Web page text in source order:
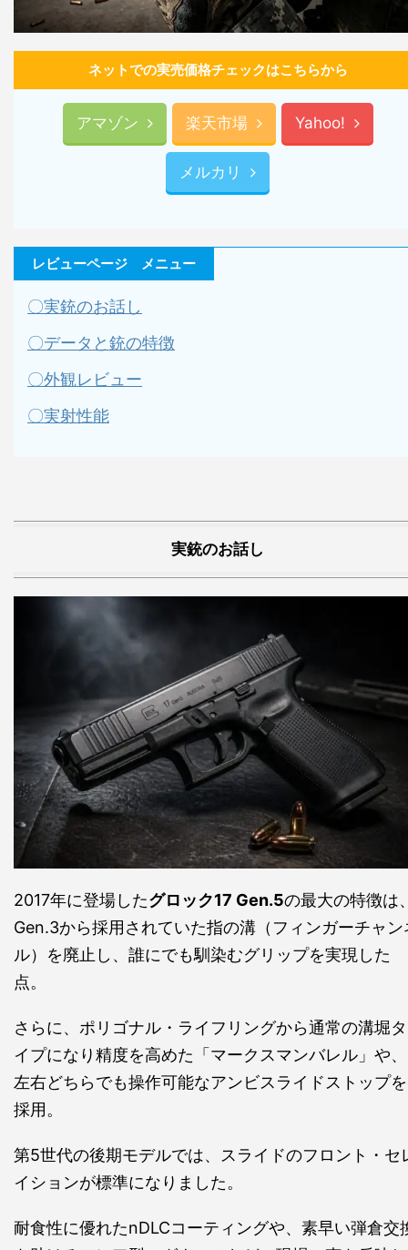
ネットでの実売価格チェックはこちらから
アマゾン 楽天市場 Yahoo!
メルカリ
レビューページ メニュー
〇実銃のお話し
〇データと銃の特徴
〇外観レビュー
〇実射性能
実銃のお話し
2017年に登場したグロック17 Gen.5の最大の特徴は
Gen.3から採用されていた指の溝（フィンガーチャン
ル）を廃止し、誰にでも馴染むグリップを実現した
点。
さらに、ポリゴナル・ライフリングから通常の溝堀タ
イプになり精度を高めた「マークスマンバレル」や、
左右どちらでも操作可能なアンビスライドストップを
採用。
第5世代の後期モデルでは、スライドのフロント・セ
イションが標準になりました。
耐食性に優れたnDLCコーティングや、素早い弾倉交